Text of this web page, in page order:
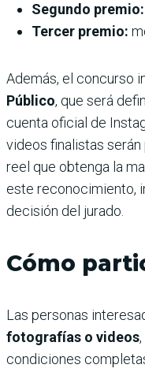
Segundo premio:
Tercer premio:
Además, el concurso
Público, que será
cuenta oficial de
videos finalistas serán
reel que obtenga la
este reconocimiento,
decisión del jurado.
Cómo
Las personas
fotografías o videos
condiciones